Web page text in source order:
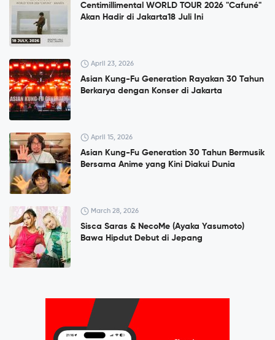
Centimillimental WORLD TOUR 2026 "Cafuné"
Akan Hadir di Jakarta18 Juli Ini
April 23, 2026
Asian Kung-Fu Generation Rayakan 30 Tahun
Berkarya dengan Konser di Jakarta
April 15, 2026
Asian Kung-Fu Generation 30 Tahun Bermusik
Bersama Anime yang Kini Diakui Dunia
March 28, 2026
Sisca Saras & NecoMe (Ayaka Yasumoto)
Bawa Hipdut Debut di Jepang